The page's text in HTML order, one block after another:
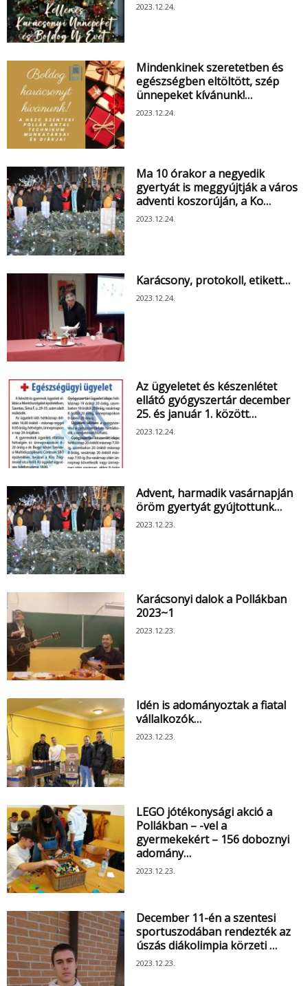
2023.12.24.
Mindenkinek szeretetben és
egészségben eltöltött, szép
ünnepeket kívánunk!…
2023.12.24.
Ma 10 órakor a negyedik
gyertyát is meggyújtják a város
adventi koszorúján, a Ko…
2023.12.24.
Karácsony, protokoll, etikett…
2023.12.24.
Az ügyeletet és készenlétet
ellátó gyógyszertár december
25. és január 1. között…
2023.12.24.
Advent, harmadik vasárnapján
öröm gyertyát gyújtottunk…
2023.12.23.
Karácsonyi dalok a Pollákban
2023~1
2023.12.23.
Idén is adományoztak a fiatal
vállalkozók…
2023.12.23.
LEGO jótékonysági akció a
Pollákban – -vel a
gyermekekért – 156 doboznyi
adomány…
2023.12.23.
December 11-én a szentesi
sportuszodában rendezték az
úszás diákolimpia körzeti …
2023.12.23.